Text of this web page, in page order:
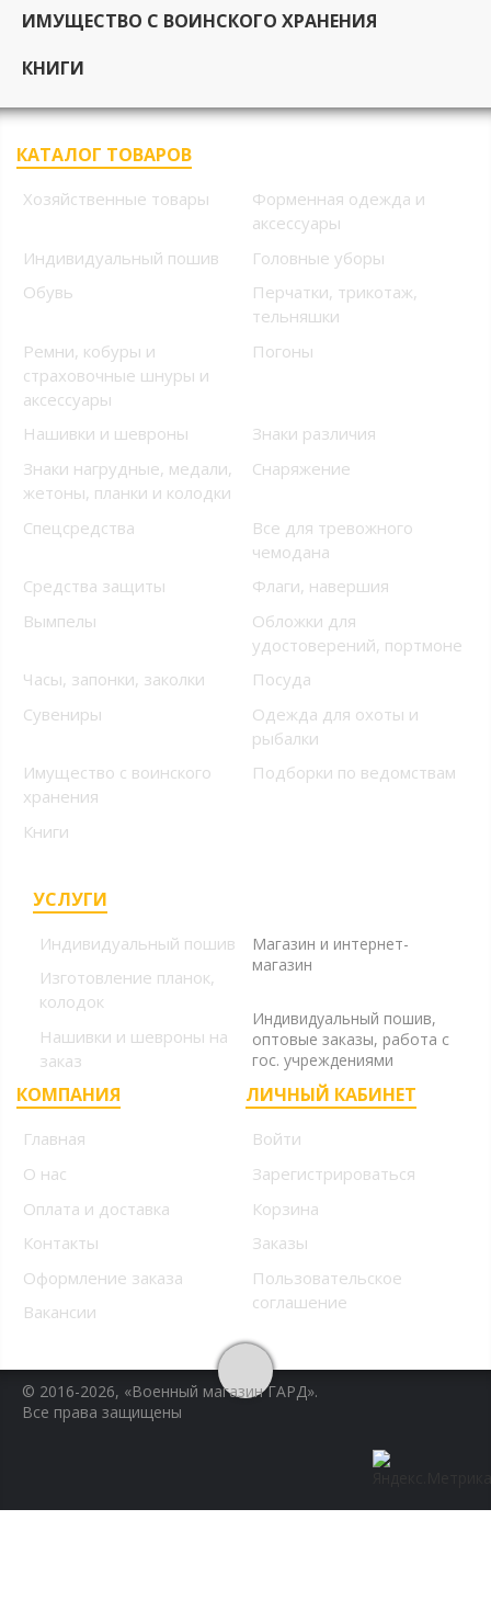
ИМУЩЕСТВО С ВОИНСКОГО ХРАНЕНИЯ
КНИГИ
КАТАЛОГ ТОВАРОВ
Хозяйственные товары
Форменная одежда и
аксессуары
Индивидуальный пошив
Головные уборы
Обувь
Перчатки, трикотаж,
тельняшки
Ремни, кобуры и
страховочные шнуры и
аксессуары
Погоны
Нашивки и шевроны
Знаки различия
Знаки нагрудные, медали,
жетоны, планки и колодки
Снаряжение
Спецсредства
Все для тревожного
чемодана
Средства защиты
Флаги, навершия
Вымпелы
Обложки для
удостоверений, портмоне
Часы, запонки, заколки
Посуда
Сувениры
Одежда для охоты и
рыбалки
Имущество с воинского
хранения
Подборки по ведомствам
Книги
УСЛУГИ
Индивидуальный пошив
Изготовление планок,
колодок
Нашивки и шевроны на
заказ
Магазин и интернет-
магазин
Индивидуальный пошив,
оптовые заказы, работа с
гос. учреждениями
КОМПАНИЯ
Главная
О нас
Оплата и доставка
Контакты
Оформление заказа
Вакансии
ЛИЧНЫЙ КАБИНЕТ
Войти
Зарегистрироваться
Корзина
Заказы
Пользовательское
соглашение
© 2016-2026, «Военный магазин ГАРД».
Все права защищены